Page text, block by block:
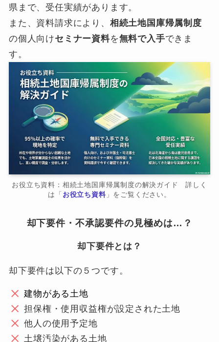
県まで、受任実績があります。
また、資料請求により、 相続土地国庫帰属制度
の個人向けセミナー資料を無料で入手できま
す。
お役立ち資料：相続土地国庫帰属制度の解決ガイド 詳しく
は「 お役立ち資料」をご覧ください。
却下要件・不承認要件の見極めは…？
却下要件とは？
却下要件は以下の５つです。
建物がある土地
担保権・使用収益権が設定された土地
他人の使用予定地
土壌汚染がある土地